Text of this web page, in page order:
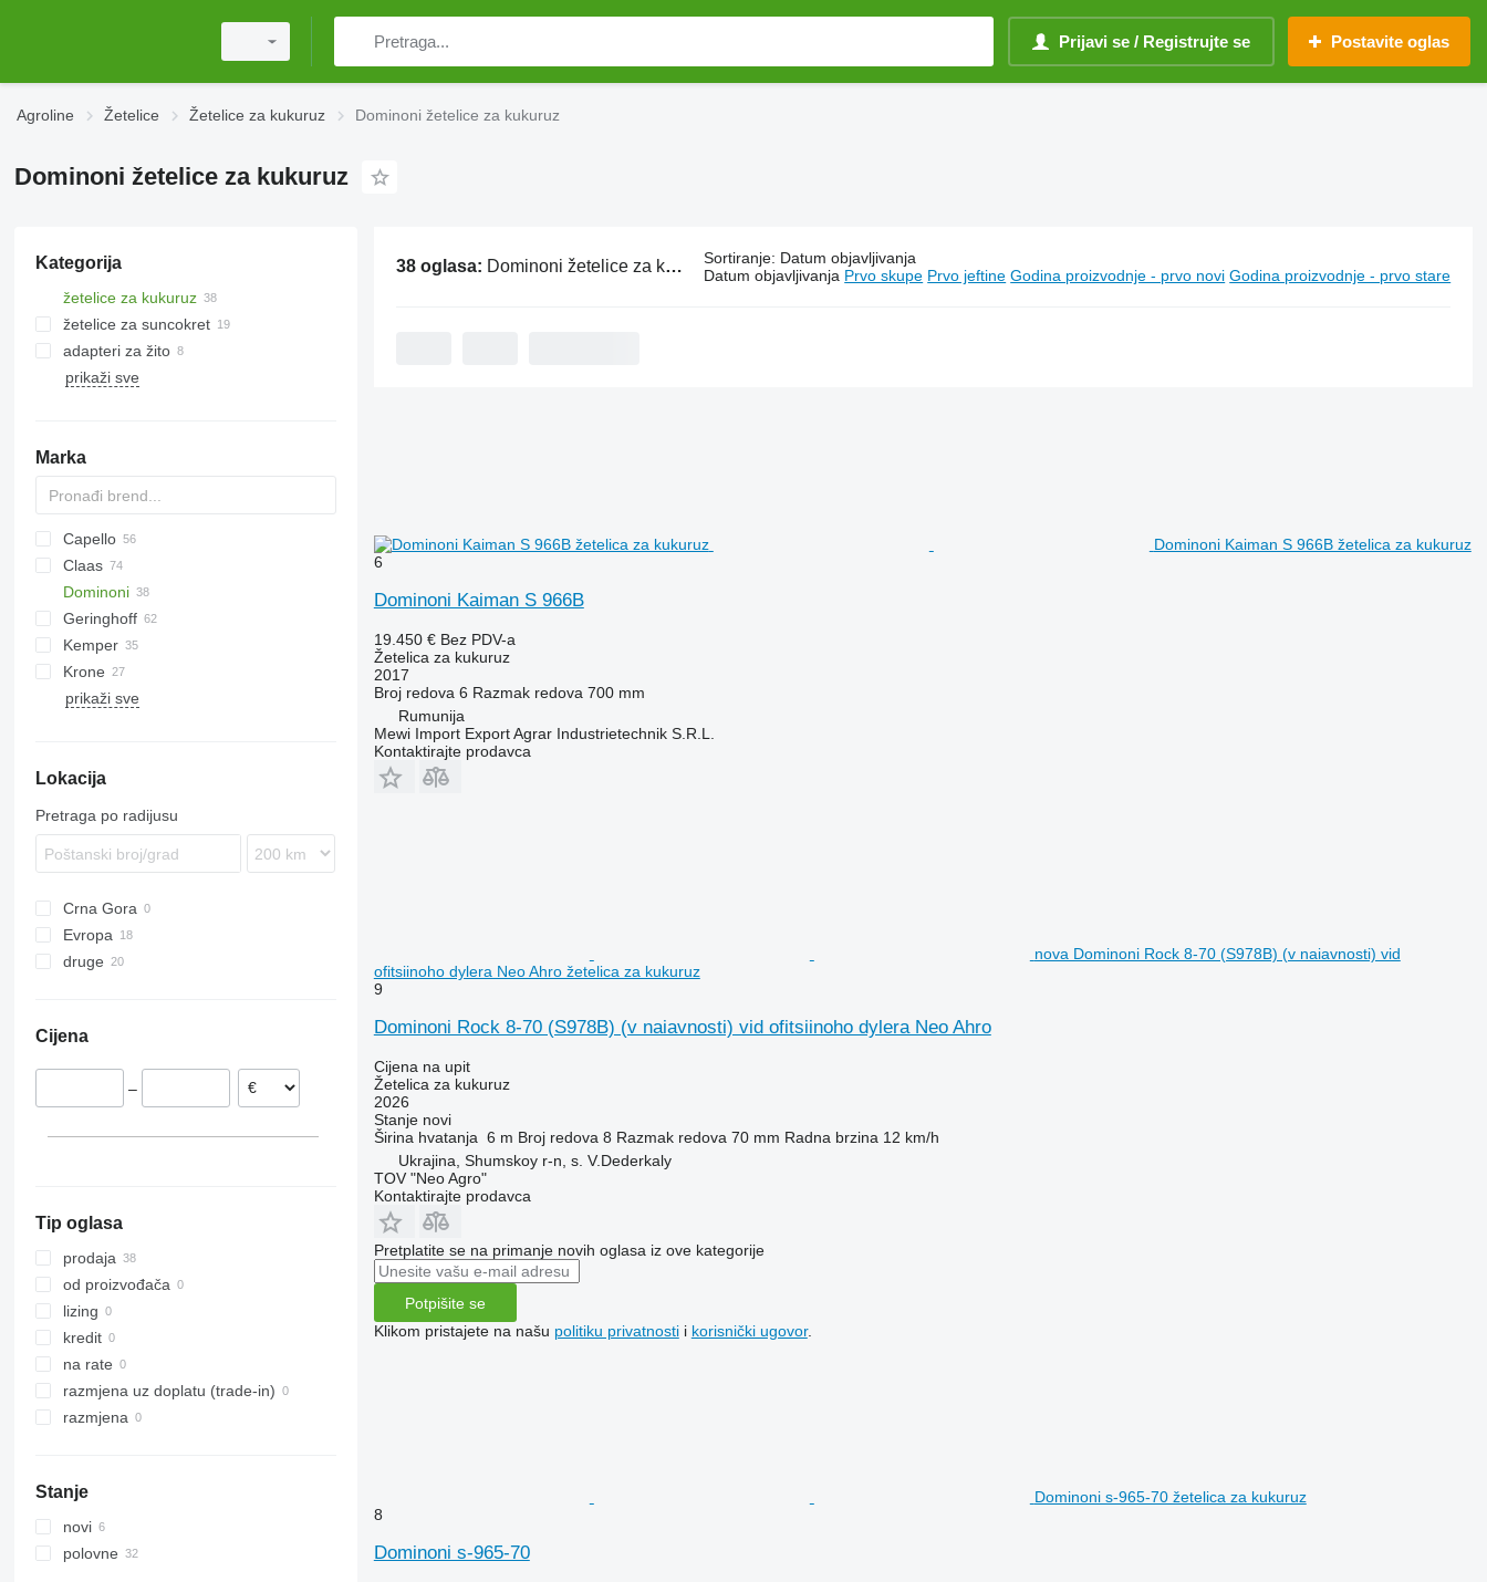
Prijavi se / Registrujte se Postavite oglas
Agroline Žetelice Žetelice za kukuruz Dominoni žetelice za kukuruz
Dominoni žetelice za kukuruz
Kategorija
žetelice za kukuruz
žetelice za suncokret
adapteri za žito
prikaži sve
Marka
Capello
Diamant
QUASAR
1083
2188
2388
4408
4412
Claas
Conspeed
Corio
Jaguar
Orbis
Sunspeed
Dominoni
Kaiman
Rock
S978
SL
MHS
L-series
Geringhoff
HORIZON
PCA
RD
608
C-series
Kemper
Champion
KMS
Krone
EasyCollect
MDD-200
SFH
CX
Drago GT
OptiCorn
8244
Corn Champion
prikaži sve
Lokacija
Pretraga po radijusu
Crna Gora
Evropa
Poljska
druge
Cijena
–
Tip oglasa
prodaja
od proizvođača
lizing
kredit
na rate
razmjena uz doplatu (trade-in)
razmjena
Stanje
novi
polovne
38 oglasa: Dominoni žetelice za kukuruz Sortiranje: Datum objavljivanja
Datum objavljivanja Prvo skupe Prvo jeftine Godina proizvodnje - prvo novi Godina proizvodnje - prvo stare
Dominoni Kaiman S 966B žetelica za kukuruz
6
Dominoni Kaiman S 966B
19.450 € Bez PDV-a
Žetelica za kukuruz
2017
Broj redova 6 Razmak redova 700 mm
Rumunija
Mewi Import Export Agrar Industrietechnik S.R.L.
Kontaktirajte prodavca
nova Dominoni Rock 8-70 (S978B) (v naiavnosti) vid
ofitsiinoho dylera Neo Ahro žetelica za kukuruz
9
Dominoni Rock 8-70 (S978B) (v naiavnosti) vid ofitsiinoho dylera Neo Ahro
Cijena na upit
Žetelica za kukuruz
2026
Stanjenovi
Širina hvatanja 6 m Broj redova 8 Razmak redova 70 mm Radna brzina 12 km/h
Ukrajina, Shumskoy r-n, s. V.Dederkaly
TOV "Neo Agro"
Kontaktirajte prodavca
Pretplatite se na primanje novih oglasa iz ove kategorije
Potpišite se
Klikom pristajete na našu politiku privatnostii korisnički ugovor.
Dominoni s-965-70 žetelica za kukuruz
8
Dominoni s-965-70